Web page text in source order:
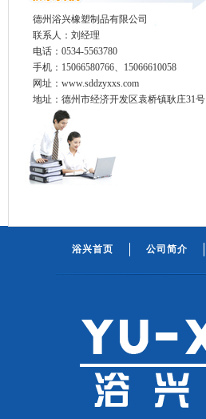
德州浴兴橡塑制品有限公司
联系人：刘经理
电话：0534-5563780
手机：15066580766、15066610058
网址：www.sddzyxxs.com
地址：德州市经济开发区袁桥镇耿庄31号
浴兴首页 公司简介